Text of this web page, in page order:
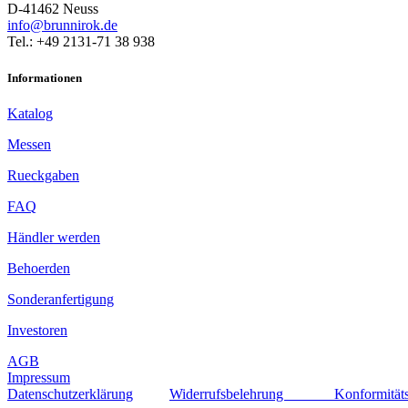
D-41462 Neuss
info@brunnirok.de
Tel.: +49 2131-71 38 938
Informationen
Katalog
Messen
Rueckgaben
FAQ
Händler werden
Behoerden
Sonderanfertigung
Investoren
AGB
Impressum
Datenschutzerklärung
Widerrufsbelehrung